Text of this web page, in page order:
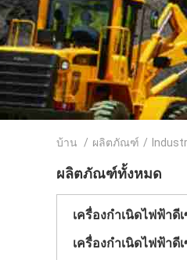
บ้าน / ผลิตภัณฑ์ /
ผลิตภัณฑ์ทั้งหมด
เครื่องกำเนิดไฟฟ้า
เครื่องกำเนิดไฟฟ้าดี